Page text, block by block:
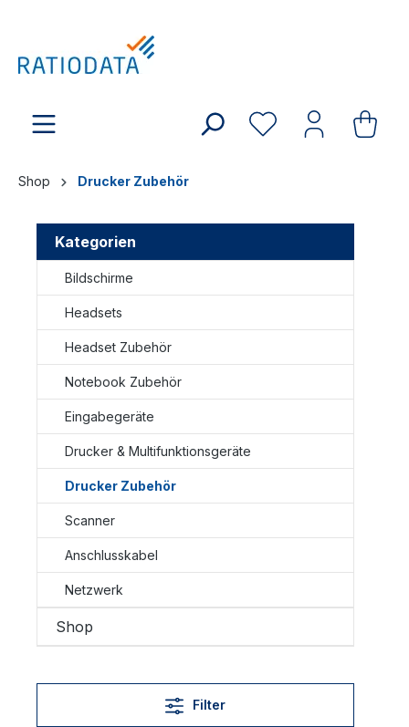
Shop Drucker Zubehör
Kategorien
Bildschirme
Headsets
Headset Zubehör
Notebook Zubehör
Eingabegeräte
Drucker & Multifunktionsgeräte
Drucker Zubehör
Scanner
Anschlusskabel
Netzwerk
Shop
Filter